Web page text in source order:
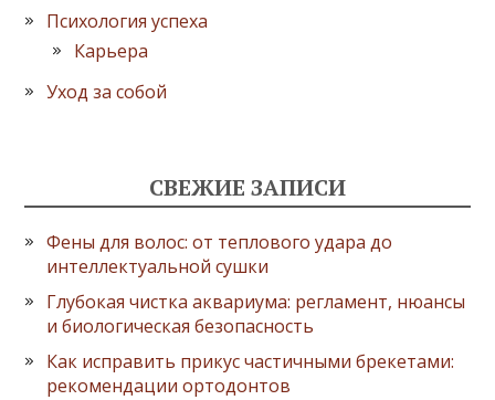
Психология успеха
Карьера
Уход за собой
СВЕЖИЕ ЗАПИСИ
Фены для волос: от теплового удара до
интеллектуальной сушки
Глубокая чистка аквариума: регламент, нюансы
и биологическая безопасность
Как исправить прикус частичными брекетами:
рекомендации ортодонтов